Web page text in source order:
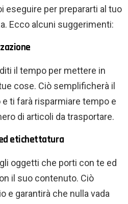
eseguire per prepararti al tuo
Ecco alcuni suggerimenti:
il ​​tempo per mettere in
cose. Ciò semplificherà il
ti farà risparmiare tempo e
di articoli da trasportare.
etichettatura
oggetti che porti con te ed
il suo contenuto. Ciò
e garantirà che nulla vada